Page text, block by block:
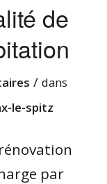
de
/ dans
le-spitz
par